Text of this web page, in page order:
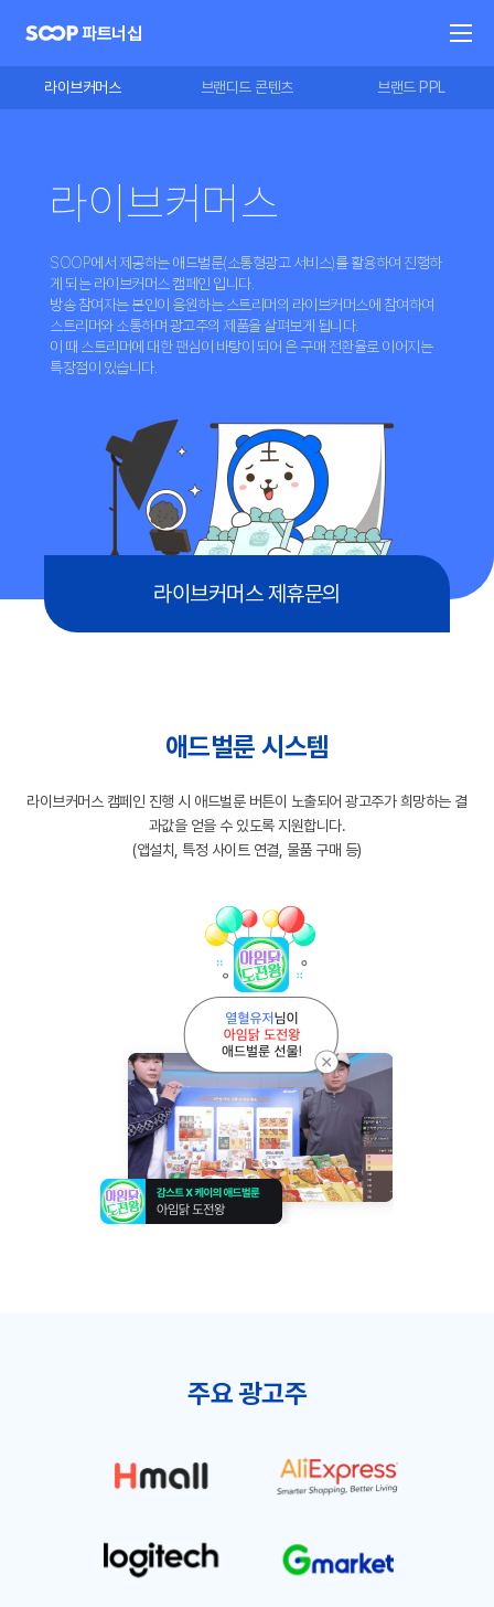
파트너십
라이브커머스 브랜디드 콘텐츠 브랜드 PPL
라이브커머스
SOOP에서 제공하는 애드벌룬(소통형광고 서비스)를 활용하여 진행하
게 되는 라이브커머스 캠페인 입니다.
방송 참여자는 본인이 응원하는 스트리머의 라이브커머스에 참여하여
스트리머와 소통하며 광고주의 제품을 살펴보게 됩니다.
이 때 스트리머에 대한 팬심이 바탕이 되어 은 구매 전환율로 이어지는
특장점이 있습니다.
라이브커머스 제휴문의
애드벌룬 시스템
라이브커머스 캠페인 진행 시 애드벌룬 버튼이 노출되어 광고주가 희망하는 결
과값을 얻을 수 있도록 지원합니다.
(앱설치, 특정 사이트 연결, 물품 구매 등)
주요 광고주